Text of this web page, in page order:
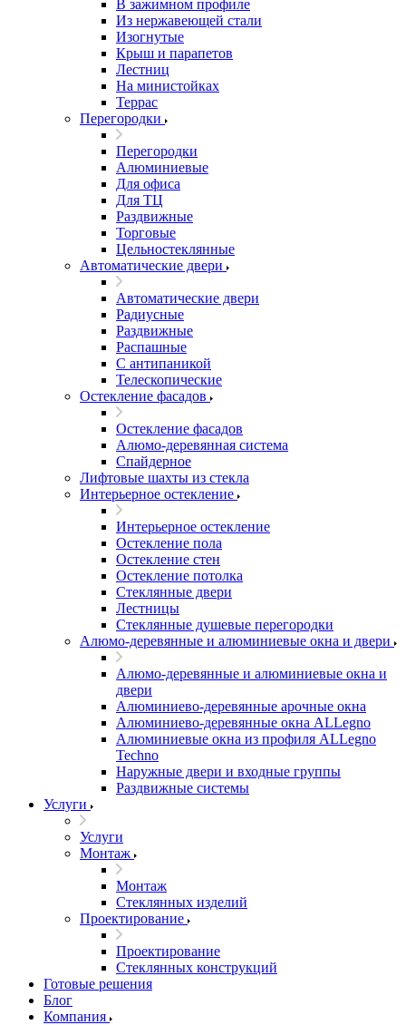
В зажимном профиле
Из нержавеющей стали
Изогнутые
Крыш и парапетов
Лестниц
На министойках
Террас
Перегородки
Перегородки
Алюминиевые
Для офиса
Для ТЦ
Раздвижные
Торговые
Цельностеклянные
Автоматические двери
Автоматические двери
Радиусные
Раздвижные
Распашные
С антипаникой
Телескопические
Остекление фасадов
Остекление фасадов
Алюмо-деревянная система
Спайдерное
Лифтовые шахты из стекла
Интерьерное остекление
Интерьерное остекление
Остекление пола
Остекление стен
Остекление потолка
Стеклянные двери
Лестницы
Стеклянные душевые перегородки
Алюмо-деревянные и алюминиевые окна и двери
Алюмо-деревянные и алюминиевые окна и
двери
Алюминиево-деревянные арочные окна
Алюминиево-деревянные окна ALLegno
Алюминиевые окна из профиля ALLegno
Techno
Наружные двери и входные группы
Раздвижные системы
Услуги
Услуги
Монтаж
Монтаж
Стеклянных изделий
Проектирование
Проектирование
Стеклянных конструкций
Готовые решения
Блог
Компания